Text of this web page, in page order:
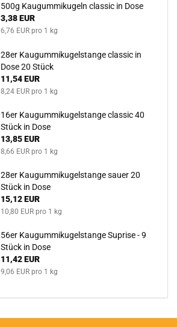
500g Kau­gum­mi­ku­geln clas­sic in Dose
3,38 EUR
6,76 EUR pro 1 kg
28er Kau­gum­mi­ku­gel­stan­ge clas­sic in
Dose 20 Stück
11,54 EUR
8,24 EUR pro 1 kg
16er Kau­gum­mi­ku­gel­stan­ge clas­sic 40
Stück in Dose
13,85 EUR
8,66 EUR pro 1 kg
28er Kau­gum­mi­ku­gel­stan­ge sauer 20
Stück in Dose
15,12 EUR
10,80 EUR pro 1 kg
56er Kau­gum­mi­ku­gel­stan­ge Su­pri­se - 9
Stück in Dose
11,42 EUR
9,06 EUR pro 1 kg